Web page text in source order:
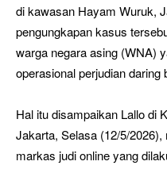
di kawasan Hayam Wuruk,
pengungkapan kasus
warga negara asing (WNA)
operasional perjudian daring
Hal itu disampaikan Lallo di
Jakarta, Selasa (12/5/
markas judi online yang